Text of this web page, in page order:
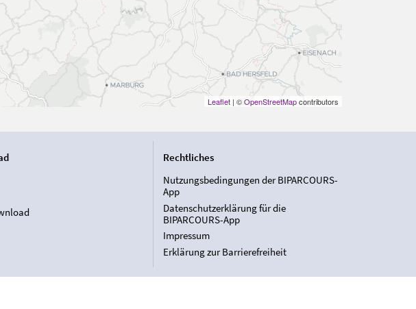
Leaflet| ©OpenStreetMapcontributors
Rechtliches
Nutzungsbedingungen der BIPARCOURS-
App
Datenschutzerklärung für die
BIPARCOURS-App
Impressum
Erklärung zur Barrierefreiheit